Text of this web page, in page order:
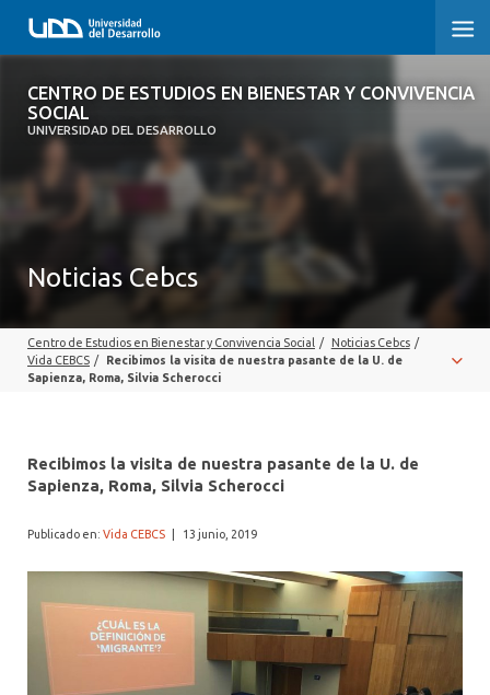
CENTRO DE ESTUDIOS EN BIENESTAR Y CONVIVENCIA
SOCIAL
UNIVERSIDAD DEL DESARROLLO
CENTRO DE ESTUDIOS EN BIENESTAR Y
CONVIVENCIA SOCIAL
SOBRE EL CENTRO
EQUIPO
Noticias Cebcs
Centro de Estudios en Bienestar y Convivencia Social / Noticias Cebcs /
Vida CEBCS /
Recibimos la visita de nuestra pasante de la U. de
Sapienza, Roma, Silvia Scherocci
Recibimos la visita de nuestra pasante de la U. de
Sapienza, Roma, Silvia Scherocci
Publicado en: Vida CEBCS 13 junio, 2019